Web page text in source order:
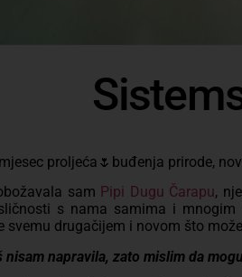
proljeća🌷buđenja prirode,
sam Pipi Dugu Čarapu,
s nama samima i mnogim
svemu drugačijem i novom što
nisam napravila, zato mislim da